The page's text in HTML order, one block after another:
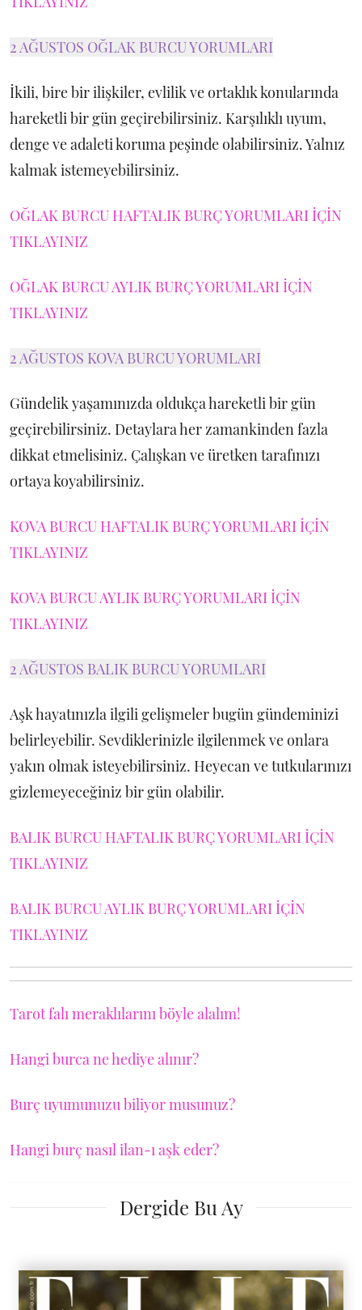
2 AĞUSTOS OĞLAK BURCU YORUMLARI
İkili, bire bir ilişkiler, evlilik ve ortaklık konularında
hareketli bir gün geçirebilirsiniz. Karşılıklı uyum,
denge ve adaleti koruma peşinde olabilirsiniz. Yalnız
kalmak istemeyebilirsiniz.
OĞLAK BURCU HAFTALIK BURÇ YORUMLARI İÇİN
TIKLAYINIZ
OĞLAK BURCU AYLIK BURÇ YORUMLARI İÇİN
TIKLAYINIZ
2 AĞUSTOS KOVA BURCU YORUMLARI
Gündelik yaşamınızda oldukça hareketli bir gün
geçirebilirsiniz. Detaylara her zamankinden fazla
dikkat etmelisiniz. Çalışkan ve üretken tarafınızı
ortaya koyabilirsiniz.
KOVA BURCU HAFTALIK BURÇ YORUMLARI İÇİN
TIKLAYINIZ
KOVA BURCU AYLIK BURÇ YORUMLARI İÇİN
TIKLAYINIZ
2 AĞUSTOS BALIK BURCU YORUMLARI
Aşk hayatınızla ilgili gelişmeler bugün gündeminizi
belirleyebilir. Sevdiklerinizle ilgilenmek ve onlara
yakın olmak isteyebilirsiniz. Heyecan ve tutkularınızı
gizlemeyeceğiniz bir gün olabilir.
BALIK BURCU HAFTALIK BURÇ YORUMLARI İÇİN
TIKLAYINIZ
BALIK BURCU AYLIK BURÇ YORUMLARI İÇİN
TIKLAYINIZ
Tarot falı meraklılarını böyle alalım!
Hangi burca ne hediye alınır?
Burç uyumunuzu biliyor musunuz?
Hangi burç nasıl ilan-ı aşk eder?
Dergide Bu Ay